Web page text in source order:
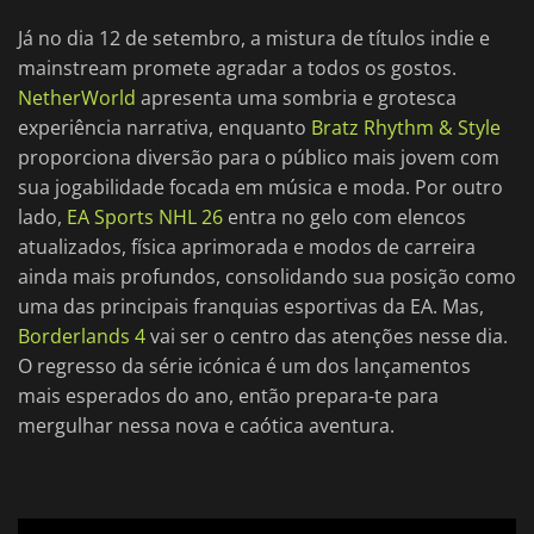
Já no dia 12 de setembro, a mistura de títulos indie e
mainstream promete agradar a todos os gostos.
NetherWorld apresenta uma sombria e grotesca
experiência narrativa, enquanto Bratz Rhythm & Style
proporciona diversão para o público mais jovem com
sua jogabilidade focada em música e moda. Por outro
lado, EA Sports NHL 26 entra no gelo com elencos
atualizados, física aprimorada e modos de carreira
ainda mais profundos, consolidando sua posição como
uma das principais franquias esportivas da EA. Mas,
Borderlands 4vai ser o centro das atenções nesse dia.
O regresso da série icónica é um dos lançamentos
mais esperados do ano, então prepara-te para
mergulhar nessa nova e caótica aventura.